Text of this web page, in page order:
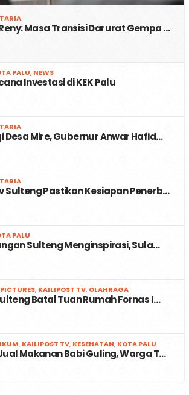
Masa Transisi Darurat Gempa …
PALU, NEWS
Investasi di KEK Palu
Desa Mire, Gubernur Anwar Hafid…
Sulteng Pastikan Kesiapan Penerb…
PALU
Sulteng Menginspirasi, Sula…
, KAILIPOST TV, OLAHRAGA
Batal Tuan Rumah Fornas I…
, KAILIPOST TV, KESEHATAN, KOTA PALU
Makanan Babi Guling, Warga T…